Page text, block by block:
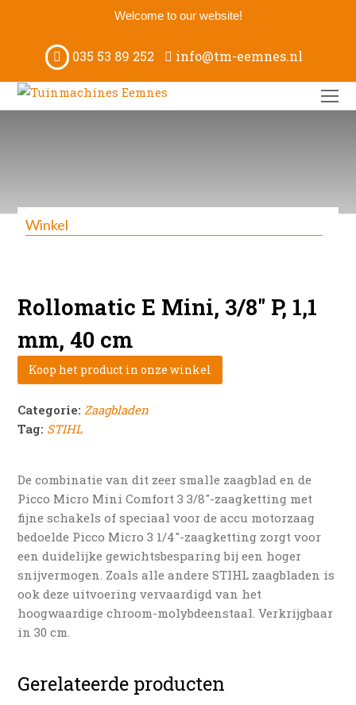
Welcome to our website!
035 53 89 252 info@tm-eemnes.nl
Winkel
Rollomatic E Mini, 3/8″ P, 1,1
mm, 40 cm
Koop het product in onze winkel
Categorie: Zaagbladen
Tag: STIHL
De combinatie van dit zeer smalle zaagblad en de
Picco Micro Mini Comfort 3 3/8″-zaagketting met
fijne schakels of speciaal voor de accu motorzaag
bedoelde Picco Micro 3 1/4″-zaagketting zorgt voor
een duidelijke gewichtsbesparing bij een hoger
snijvermogen. Zoals alle andere STIHL zaagbladen is
ook deze uitvoering vervaardigd van het
hoogwaardige chroom-molybdeenstaal. Verkrijgbaar
in 30 cm.
Gerelateerde producten